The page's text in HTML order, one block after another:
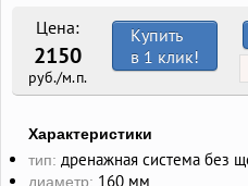
Цена:
2150
руб./м.п.
Купить
в 1 клик!
Характеристики
тип: дренажная система без
диаметр: 160 мм